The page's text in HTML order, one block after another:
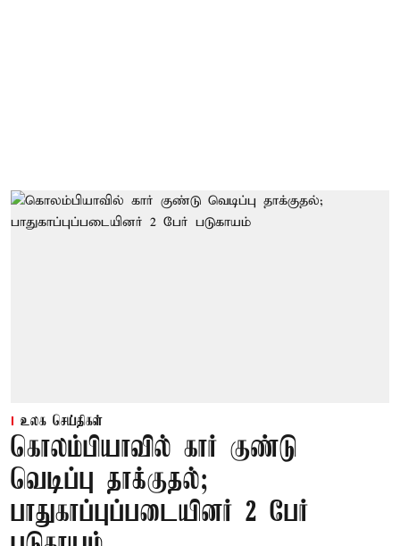
உலக செய்திகள்
கொலம்பியாவில் கார் குண்டு
வெடிப்பு தாக்குதல்;
பாதுகாப்புப்படையினர் 2 பேர்